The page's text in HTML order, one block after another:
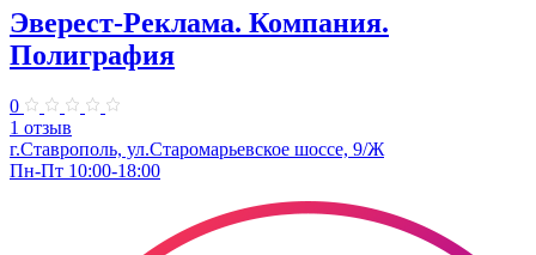
Эверест-Реклама. Компания.
Полиграфия
0
1 отзыв
г.Ставрополь, ул.Старомарьевское шоссе, 9/Ж
Пн-Пт 10:00-18:00